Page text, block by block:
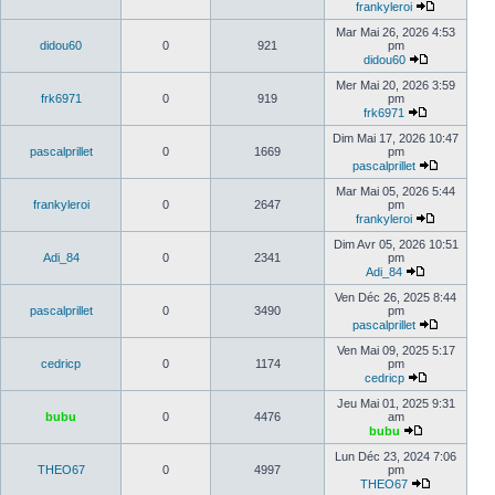
frankyleroi
didou60 0 921
Mar Mai 26, 2026 4:53
pm
didou60
frk6971 0 919
Mer Mai 20, 2026 3:59
pm
frk6971
pascalprillet 0 1669
Dim Mai 17, 2026 10:47
pm
pascalprillet
frankyleroi 0 2647
Mar Mai 05, 2026 5:44
pm
frankyleroi
Adi_84 0 2341
Dim Avr 05, 2026 10:51
pm
Adi_84
pascalprillet 0 3490
Ven Déc 26, 2025 8:44
pm
pascalprillet
cedricp 0 1174
Ven Mai 09, 2025 5:17
pm
cedricp
bubu 0 4476
Jeu Mai 01, 2025 9:31
am
bubu
THEO67 0 4997
Lun Déc 23, 2024 7:06
pm
THEO67